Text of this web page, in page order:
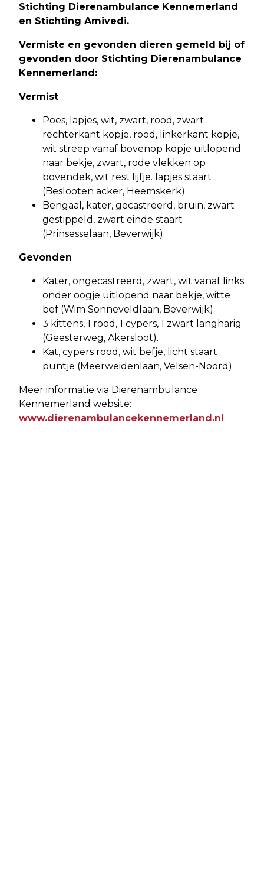
Stichting Dierenambulance Kennemerland
en Stichting Amivedi.
Vermiste en gevonden dieren gemeld bij of
gevonden door Stichting Dierenambulance
Kennemerland:
Vermist
Poes, lapjes, wit, zwart, rood, zwart
rechterkant kopje, rood, linkerkant kopje,
wit streep vanaf bovenop kopje uitlopend
naar bekje, zwart, rode vlekken op
bovendek, wit rest lijfje. lapjes staart
(Beslooten acker, Heemskerk).
Bengaal, kater, gecastreerd, bruin, zwart
gestippeld, zwart einde staart
(Prinsesselaan, Beverwijk).
Gevonden
Kater, ongecastreerd, zwart, wit vanaf links
onder oogje uitlopend naar bekje, witte
bef (Wim Sonneveldlaan, Beverwijk).
3 kittens, 1 rood, 1 cypers, 1 zwart langharig
(Geesterweg, Akersloot).
Kat, cypers rood, wit befje, licht staart
puntje (Meerweidenlaan, Velsen-Noord).
Meer informatie via Dierenambulance
Kennemerland website:
www.dierenambulancekennemerland.nl